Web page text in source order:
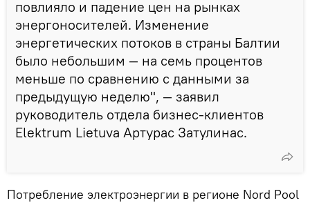
повлияло и падение цен на рынках
энергоносителей. Изменение
энергетических потоков в страны Балтии
было небольшим — на семь процентов
меньше по сравнению с данными за
предыдущую неделю", — заявил
руководитель отдела бизнес-клиентов
Elektrum Lietuva Артурас Затулинас.
Потребление электроэнергии в регионе Nord Pool